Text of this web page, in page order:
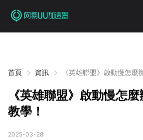
首頁 資訊 《英雄聯盟》啟動慢怎麼
《英雄聯盟》啟動慢怎
教學！
2025-03-28